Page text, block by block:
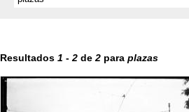
Resultados 1 - 2 de 2 para plazas